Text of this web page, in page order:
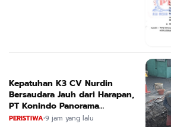
Kepatuhan K3 CV Nurdin
Bersaudara Jauh dari Harapan,
PT Konindo Panorama
Konsultan Dituding Lalai Awasi
PERISTIWA•9 jam yang lalu